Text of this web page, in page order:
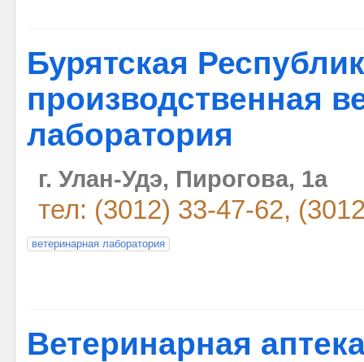
Бурятская
производственная
лаборатория
г. Улан-Удэ, Пирогова, 1а
тел: (3012) 33-47-62,
ветеринарная лаборатория
Ветеринарная